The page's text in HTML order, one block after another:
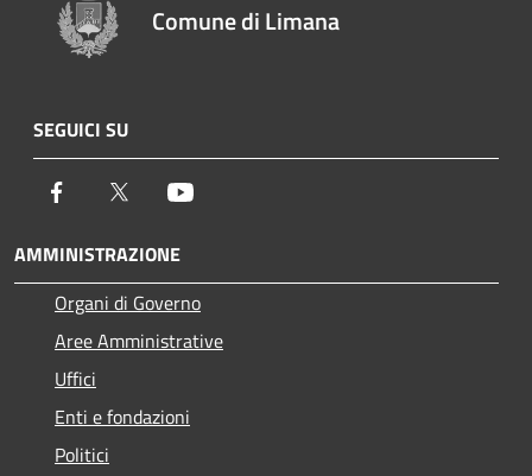
Comune di Limana
SEGUICI SU
Facebook Twitter
AMMINISTRAZIONE
Organi di Governo
Aree Amministrative
Uffici
Enti e fondazioni
Politici